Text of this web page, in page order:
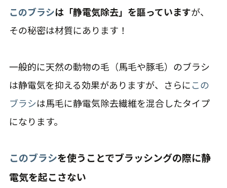
このブラシは「静電気除去」を謳っていますが、
その秘密は材質にあります！
一般的に天然の動物の毛（馬毛や豚毛）のブラシ
は静電気を抑える効果がありますが、さらにこの
ブラシは馬毛に静電気除去繊維を混合したタイプ
になります。
このブラシを使うことでブラッシングの際に静
電気を起こさない